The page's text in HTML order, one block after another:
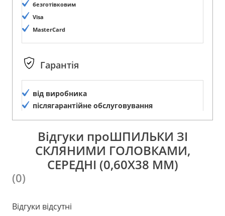
безготівковим
Visa
MasterCard
Гарантія
від виробника
післягарантійне обслуговування
Відгуки проШПИЛЬКИ ЗІ
СКЛЯНИМИ ГОЛОВКАМИ,
СЕРЕДНІ (0,60Х38 ММ)
(0)
Відгуки відсутні